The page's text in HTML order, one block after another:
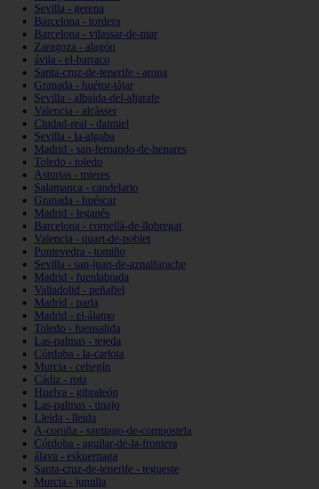
Sevilla - gerena
Barcelona - tordera
Barcelona - vilassar-de-mar
Zaragoza - alagón
ávila - el-barraco
Santa-cruz-de-tenerife - arona
Granada - huétor-tájar
Sevilla - albaida-del-aljarafe
Valencia - alcàsser
Ciudad-real - daimiel
Sevilla - la-algaba
Madrid - san-fernando-de-henares
Toledo - toledo
Asturias - mieres
Salamanca - candelario
Granada - huéscar
Madrid - leganés
Barcelona - cornellà-de-llobregat
Valencia - quart-de-poblet
Pontevedra - tomiño
Sevilla - san-juan-de-aznalfarache
Madrid - fuenlabrada
Valladolid - peñafiel
Madrid - parla
Madrid - el-álamo
Toledo - fuensalida
Las-palmas - tejeda
Córdoba - la-carlota
Murcia - cehegín
Cádiz - rota
Huelva - gibraleón
Las-palmas - tinajo
Lleida - lleida
A-coruña - santiago-de-compostela
Córdoba - aguilar-de-la-frontera
álava - eskuernaga
Santa-cruz-de-tenerife - tegueste
Murcia - jumilla